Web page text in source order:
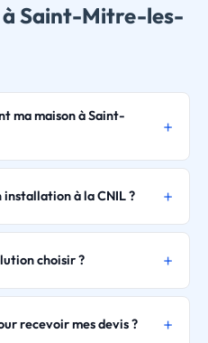
Saint-Mitre-les-
ma maison à Saint-
à la CNIL ?
choisir ?
recevoir mes devis ?